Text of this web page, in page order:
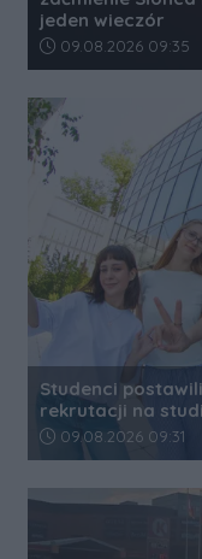
jeden wieczór
Data dodania
09.08.2026 09:35
Studenci
rekrutacji na
Data dodania
09.08.2026 09:31